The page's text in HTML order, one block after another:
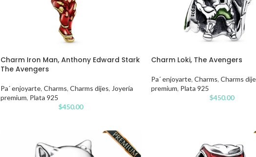
Charm Iron Man, Anthony Edward Stark
The Avengers
Pa´ enjoyarte, Charms, Charms dijes, Joyería
premium, Plata 925
$450.00
Charm Loki, The Avengers
Pa´ enjoyarte, Charms, Charms
premium, Plata 925
$450.00